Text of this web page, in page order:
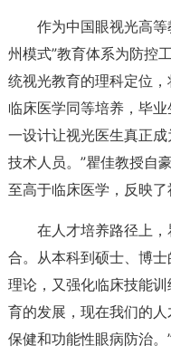
作为中国眼视光高
州模式”教育体系为防控
统视光教育的理科定位
临床医学同等培养，毕
一设计让视光医生真正成
技术人员。”瞿佳教授自
至高于临床医学，反映了
在人才培养路径上
合。从本科到硕士、博
理论，又强化临床技能
育的发展，现在我们的
保健和功能性眼病防治